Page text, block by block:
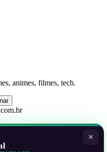
animes, filmes, tech.
×